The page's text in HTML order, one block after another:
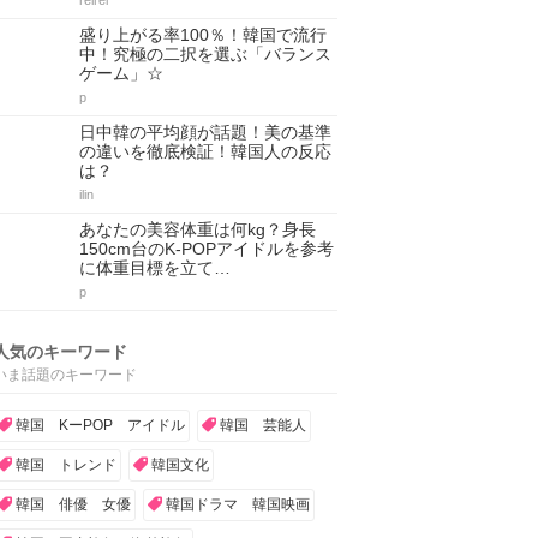
盛り上がる率100％！韓国で流行
中！究極の二択を選ぶ「バランス
ゲーム」☆
p
日中韓の平均顔が話題！美の基準
の違いを徹底検証！韓国人の反応
は？
ilin
あなたの美容体重は何kg？身長
150cm台のK-POPアイドルを参考
に体重目標を立て…
p
気のキーワード
ま話題のキーワード
韓国 KーPOP アイドル 韓国 芸能人
韓国 トレンド 韓国文化
韓国 俳優 女優 韓国ドラマ 韓国映画